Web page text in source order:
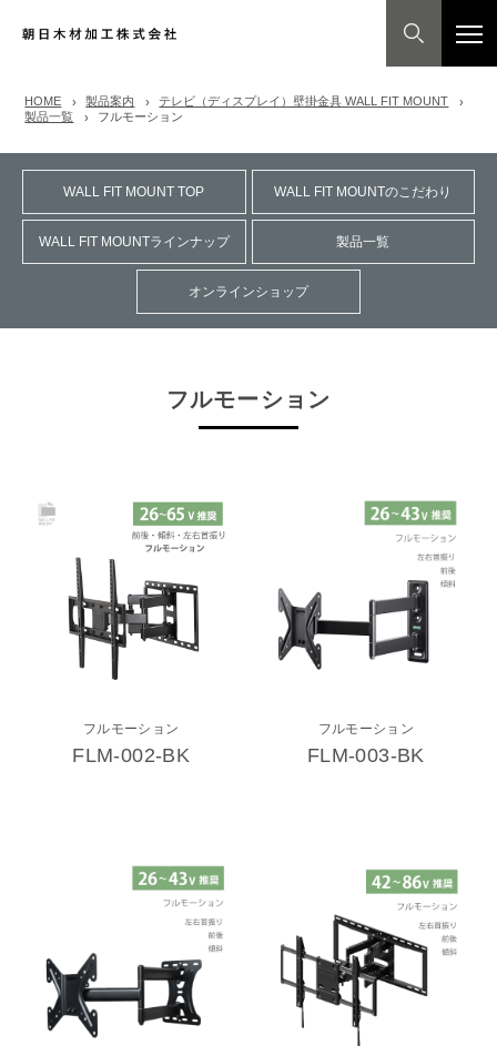
HOME 製品案内
テレビ（ディスプレイ）壁掛金具 WALL FIT MOUNT
製品一覧
フルモーション
WALL FIT MOUNT TOP WALL FIT MOUNTのこだわり
WALL FIT MOUNTラインナップ 製品一覧
オンラインショップ
フルモーション
フルモーション
FLM-002-BK
フルモーション
FLM-003-BK